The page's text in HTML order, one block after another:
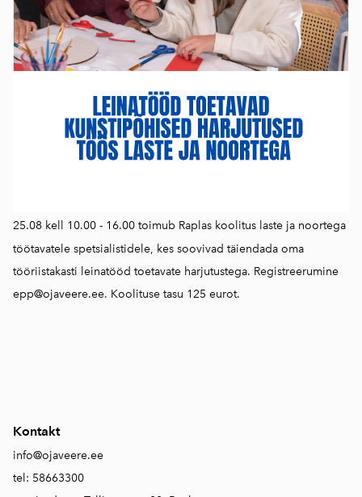
25.08 kell 10.00 - 16.00 toimub Raplas koolitus laste ja noortega
töötavatele spetsialistidele, kes soovivad täiendada oma
tööriistakasti leinatööd toetavate harjutustega. Registreerumine
epp@ojaveere.ee. Koolituse tasu 125 eurot.
Kontakt
info@ojaveere.ee
tel: 58663300